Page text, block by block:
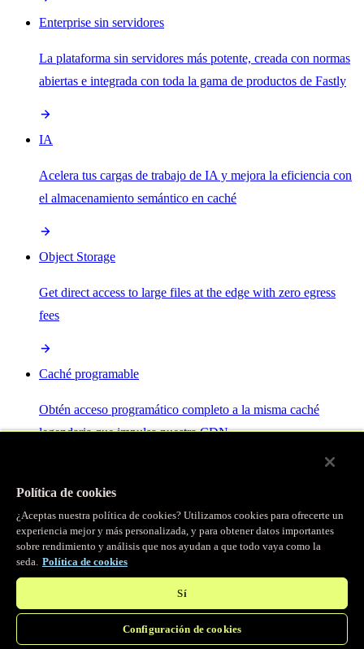
Enterprise sin servidores
La plataforma sin servidores más potente, creada con normas
abiertas e integrada con toda la gama de productos de Fastly
IA
Acelera tus cargas de trabajo de IA y mejora la eficiencia con
el almacenamiento semántico en caché
Object Storage
Get direct access to large files at the edge with zero egress
fees
Caché programable
Obtén acceso programático completo a la misma caché
legendaria que impulsa nuestra CDN.
Servidor MCP
Control por IA para tus servicios Fastly.
Política de cookies
¿Aceptas nuestra política de cookies? Utilizamos cookies para ofrecerte un
experiencia mejor y más personalizada, y para obtener datos importantes
sobre rendimiento y análisis que nos ayudan a que todo vaya como la
seda. Política de cookies
Sí
Configuración de cookies